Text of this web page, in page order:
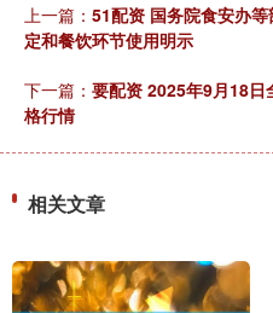
上一篇： 51配资 国务院食安办
定和餐饮环节使用明示
下一篇： 要配资 2025年9月18日
格行情
相关文章